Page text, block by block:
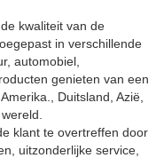
kwaliteit van de
in verschillende
automobiel,
genieten van een
Duitsland, Azië,
klant te overtreffen door
uitzonderlijke service,